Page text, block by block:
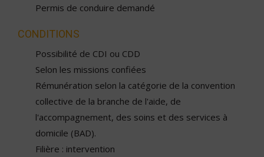
Permis de conduire demandé
CONDITIONS
Possibilité de CDI ou CDD
Selon les missions confiées
Rémunération selon la catégorie de la convention
collective de la branche de l'aide, de
l'accompagnement, des soins et des services à
domicile (BAD).
Filière : intervention